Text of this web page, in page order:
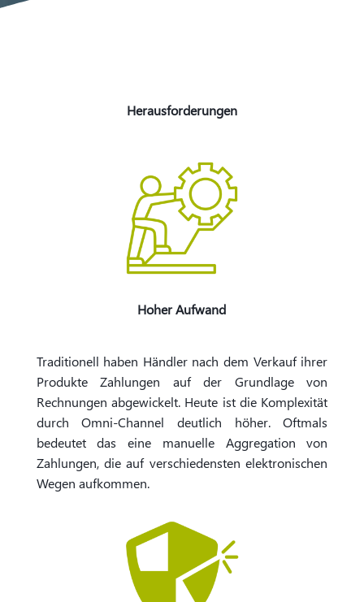
Herausforderungen
Hoher Aufwand
Traditionell haben Händler nach dem Verkauf ihrer
Produkte Zahlungen auf der Grundlage von
Rechnungen abgewickelt. Heute ist die Komplexität
durch Omni-Channel deutlich höher. Oftmals
bedeutet das eine manuelle Aggregation von
Zahlungen, die auf verschiedensten elektronischen
Wegen aufkommen.